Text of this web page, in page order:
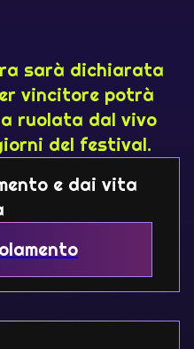
sarà dichiarata
vincitore potrà
ruolata dal vivo
del festival.
e dai vita